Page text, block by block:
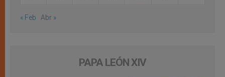
« Feb Abr »
PAPA LEÓN XIV